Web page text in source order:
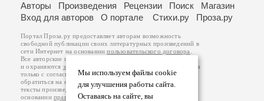
Мы используем файлы cookie
для улучшения работы сайта.
Оставаясь на сайте, вы
Авторы Произведения Рецензии Поиск
Магазин
Вход для авторов
О портале Стихи.ру Проза.ру
Портал Проза.ру предоставляет авторам возможность
свободной публикации своих литературных произведений в
сети Интернет на основаниипользовательского договора
Все авторские права на произведения принадлежат авторам
и охраняются законом
. Перепечатка произведений возможна
только с согласия его автора, к которому вы можете
обратиться на его авторской странице. Ответственность за
тексты произведений авторы несут самостоятельно на
основанииправил публикацииизаконодательства